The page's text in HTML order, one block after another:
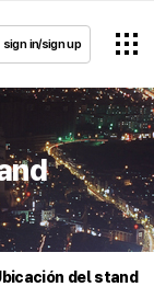
sign in/sign up
del stand